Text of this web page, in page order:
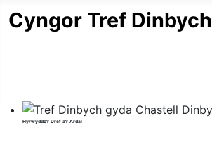
Cyngor Tref Dinbych
Hyrwyddo'r Dref a'r Ardal